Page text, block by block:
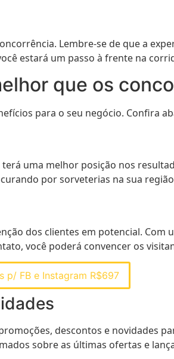
Lembre-se de que a
estará um passo à frente na
que os
para o seu negócio. Confira
uma melhor posição nos
por sorveterias na sua
dos clientes em potencial.
você poderá convencer os
p/ FB e Instagram R$697
descontos e novidades
sobre as últimas ofertas e